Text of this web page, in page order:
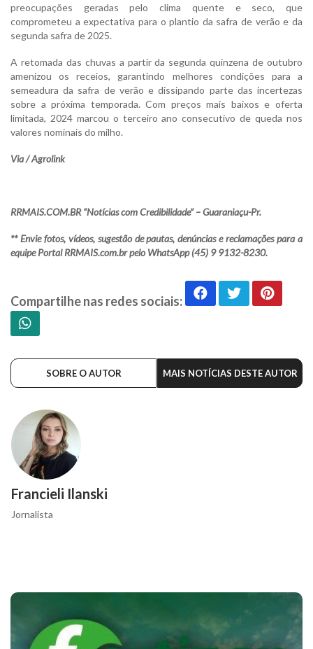
preocupações geradas pelo clima quente e seco, que
comprometeu a expectativa para o plantio da safra de verão e da
segunda safra de 2025.
A retomada das chuvas a partir da segunda quinzena de outubro
amenizou os receios, garantindo melhores condições para a
semeadura da safra de verão e dissipando parte das incertezas
sobre a próxima temporada. Com preços mais baixos e oferta
limitada, 2024 marcou o terceiro ano consecutivo de queda nos
valores nominais do milho.
Via / Agrolink
RRMAIS.COM.BR “Notícias com Credibilidade” – Guaraniaçu-Pr.
** Envie fotos, vídeos, sugestão de pautas, denúncias e reclamações para a
equipe Portal RRMAIS.com.br pelo WhatsApp (45) 9 9132-8230.
Compartilhe nas redes sociais:
SOBRE O AUTOR MAIS NOTÍCIAS DESTE AUTOR
Francieli Ilanski
Jornalista